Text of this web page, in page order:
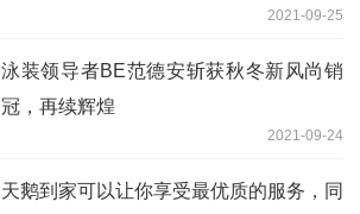
2021-09-25
泳装领导者BE范德安斩获秋冬新风尚销
冠，再续辉煌
2021-09-24
天鹅到家可以让你享受最优质的服务，同